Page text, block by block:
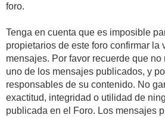
foro.
Tenga en cuenta que es imposible
propietarios de este foro confirmar la
mensajes. Por favor recuerde que
uno de los mensajes publicados, y
responsables de su contenido. No
exactitud, integridad o utilidad de
publicada en el Foro. Los mensajes